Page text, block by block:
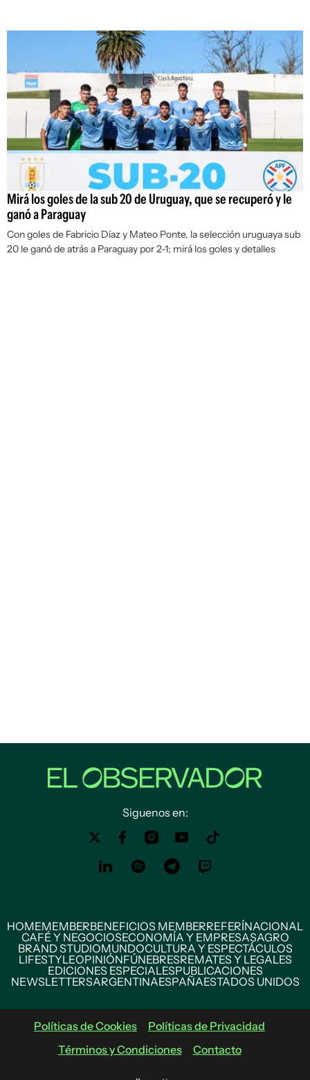
Mirá los goles de la sub 20 de Uruguay, que se recuperó y le
ganó a Paraguay
Con goles de Fabricio Díaz y Mateo Ponte, la selección uruguaya sub
20 le ganó de atrás a Paraguay por 2-1; mirá los goles y detalles
Siguenos en:
HOMEMEMBERBENEFICIOS MEMBERREFERÍNACIONAL
CAFÉ Y NEGOCIOSECONOMÍA Y EMPRESASAGRO
BRAND STUDIOMUNDOCULTURA Y ESPECTÁCULOS
LIFESTYLEOPINIÓNFÚNEBRESREMATES Y LEGALES
EDICIONES ESPECIALESPUBLICACIONES
NEWSLETTERSARGENTINAESPAÑAESTADOS UNIDOS
Políticas de Cookies
Políticas de Privacidad
Términos y Condiciones
Contacto